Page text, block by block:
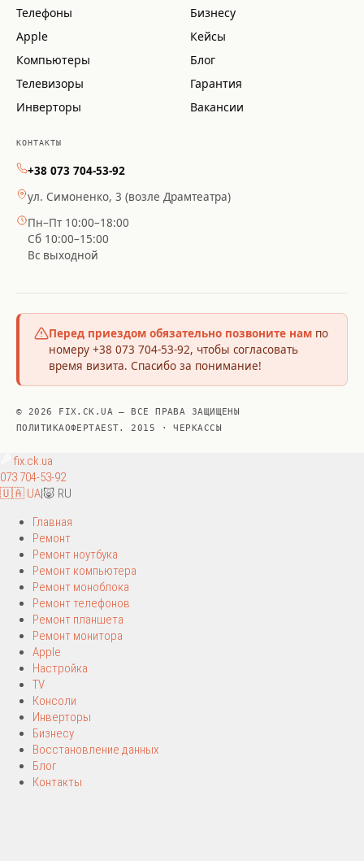
Телефоны
Apple
Компьютеры
Телевизоры
Инверторы
Бизнесу
Кейсы
Блог
Гарантия
Вакансии
КОНТАКТЫ
+38 073 704-53-92
ул. Симоненко, 3 (возле Драмтеатра)
Пн–Пт 10:00–18:00
Сб 10:00–15:00
Вс выходной
Перед приездом обязательно позвоните нам по
номеру +38 073 704-53-92, чтобы согласовать
время визита. Спасибо за понимание!
© 2026 FIX.CK.UA — ВСЕ ПРАВА ЗАЩИЩЕНЫ
ПОЛИТИКАОФЕРТАEST. 2015 · ЧЕРКАССЫ
fix.ck.ua
073 704-53-92
🇺🇦 UA|🐷 RU
Главная
Ремонт
Ремонт ноутбука
Ремонт компьютера
Ремонт моноблока
Ремонт телефонов
Ремонт планшета
Ремонт монитора
Apple
Настройка
TV
Консоли
Инверторы
Бизнесу
Восстановление данных
Блог
Контакты